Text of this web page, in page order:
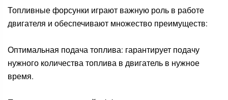
Топливные форсунки играют важную роль в работе
двигателя и обеспечивают множество преимуществ:
Оптимальная подача топлива: гарантирует подачу
нужного количества топлива в двигатель в нужное
время.